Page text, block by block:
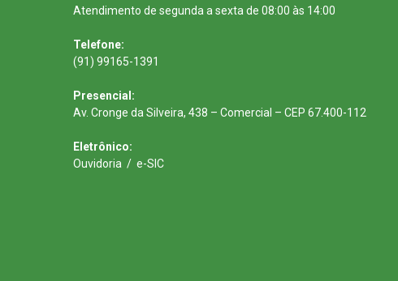
Atendimento de segunda a sexta de 08:00 às 14:00
Telefone:
(91) 99165-1391
Presencial:
Av. Cronge da Silveira, 438 – Comercial – CEP 67.400-112
Eletrônico:
Ouvidoria / e-SIC